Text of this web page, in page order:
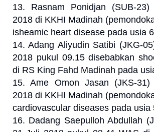
13. Rasnam Ponidjan (SUB-
2018 di KKHI Madinah
isheamic heart disease pada usia
14. Adang Aliyudin Satibi (JKG-
2018 pukul 09.15 disebabkan
di RS King Fahd Madinah pada
15. Ame Omon Jasan (JKS-
2018 di KKHI Madinah
cardiovascular diseases pada usia
16. Dadang Saepulloh Abdullah